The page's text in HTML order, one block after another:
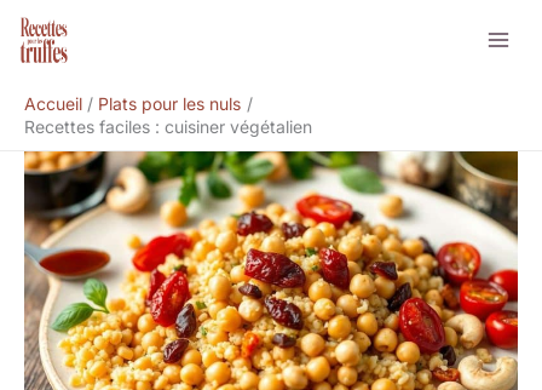
Aller
Accueil
Plats pour les nuls
Recettes faciles : cuisiner végétalien
Rechercher